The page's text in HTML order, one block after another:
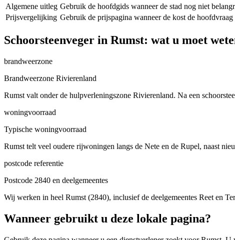
Algemene uitleg Gebruik de hoofdgids wanneer de stad nog niet
Prijsvergelijking Gebruik de prijspagina wanneer de kost de hoofdvraag
Schoorsteenveger in Rumst: wat u moet
brandweerzone
Brandweerzone Rivierenland
Rumst valt onder de hulpverleningszone Rivierenland. Na een
woningvoorraad
Typische woningvoorraad
Rumst telt veel oudere rijwoningen langs de Nete en de Rupel, naast
postcode referentie
Postcode 2840 en deelgemeentes
Wij werken in heel Rumst (2840), inclusief de deelgemeentes Reet en
Wanneer gebruikt u deze lokale pagina?